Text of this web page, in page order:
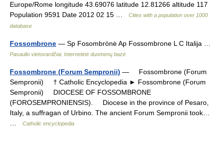
Europe/Rome longitude 43.69076 latitude 12.81266 altitude 117
Population 9591 Date 2012 02 15 …
Cities with a population over 1000
database
Fossombrone — Sp Fosombrònė Ap Fossombrone L C Italija …
Pasaulio vietovardžiai. Internetinė duomenų bazė
Fossombrone (Forum Sempronii) — Fossombrone (Forum
Sempronii) † Catholic Encyclopedia ► Fossombrone (Forum
Sempronii) DIOCESE OF FOSSOMBRONE
(FOROSEMPRONIENSIS). Diocese in the province of Pesaro,
Italy, a suffragan of Urbino. The ancient Forum Sempronii took…
Catholic encyclopedia